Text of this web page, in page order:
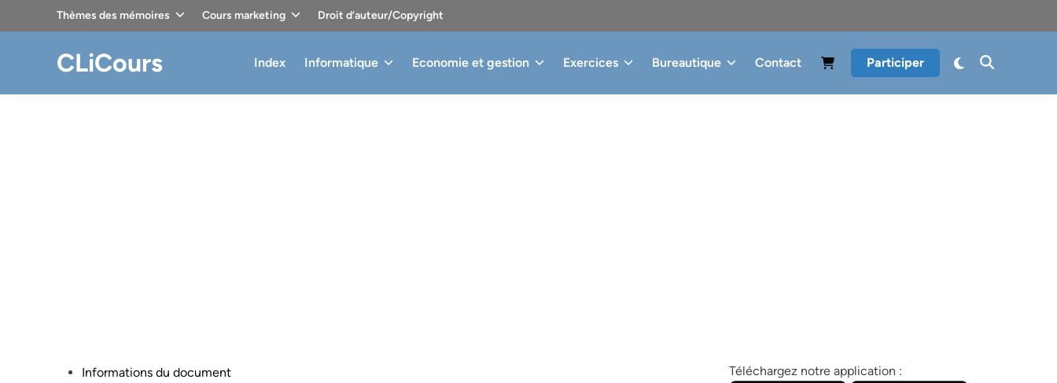
Thèmes des mémoires Cours marketing Droit d’auteur/Copyright
CLiCours Index Informatique Economie et gestion Exercices Bureautique Contact Participer
PostedInformations du document Téléchargez notre application :